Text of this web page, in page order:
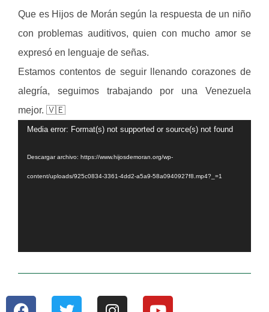
Que es Hijos de Morán según la respuesta de un niño
con problemas auditivos, quien con mucho amor se
expresó en lenguaje de señas.
Estamos contentos de seguir llenando corazones de
alegría, seguimos trabajando por una Venezuela
mejor. 🇻🇪
Reproductor
Media error: Format(s) not supported or source(s) not found
Descargar archivo: https://www.hijosdemoran.org/wp-
content/uploads/925c0834-3361-4dd2-a5a9-58a0940927f8.mp4?_=1